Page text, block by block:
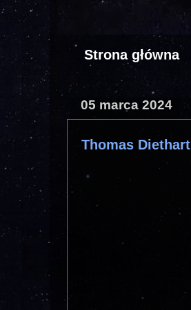
Strona główna
05 marca 2024
Thomas Diethart